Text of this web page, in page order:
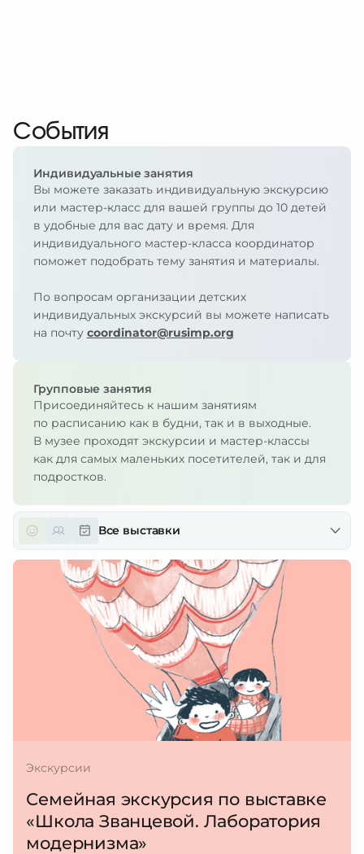
События
Индивидуальные занятия
Вы можете заказать индивидуальную экскурсию
или мастер-класс для вашей группы до 10 детей
в удобные для вас дату и время. Для
индивидуального мастер-класса координатор
поможет подобрать тему занятия и материалы.
По вопросам организации детских
индивидуальных экскурсий вы можете написать
на почту coordinator@rusimp.org
Групповые занятия
Присоединяйтесь к нашим занятиям
по расписанию как в будни, так и в выходные.
В музее проходят экскурсии и мастер-классы
как для самых маленьких посетителей, так и для
подростков.
Все выставки
Экскурсии
Семейная экскурсия по выставке
«Школа Званцевой. Лаборатория
модернизма»